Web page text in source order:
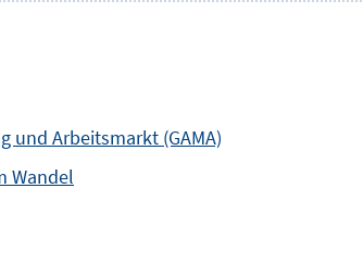
und Arbeitsmarkt (GAMA)
Wandel